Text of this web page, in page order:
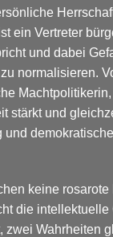
ein Vertreter
und dabei
normalisieren.
stärkt und
und
keine
die intellektuelle
zwei Wahrheiten